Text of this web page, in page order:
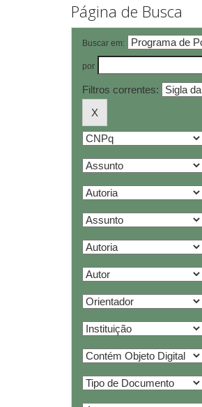
Página de Busca
Buscar em:
por
Filtros correntes: